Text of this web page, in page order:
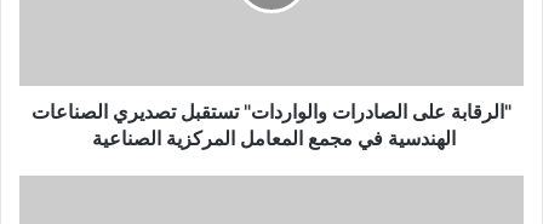
"الرقابة على الصادرات والواردات" تستقبل تصديري الصناعات
الهندسية في مجمع المعامل المركزية الصناعية